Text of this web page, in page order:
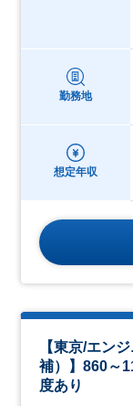
勤務地
想定年収
【東京/エン
補）】860～
度あり